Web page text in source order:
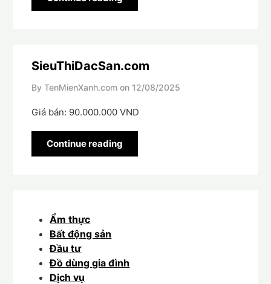
SieuThiDacSan.com
By TenMienXanh.com on 12/08/2025
Giá bán: 90.000.000 VND
Continue reading
Ẩm thực
Bất động sản
Đầu tư
Đồ dùng gia đình
Dịch vụ